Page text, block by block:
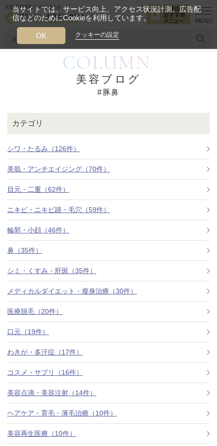
大阪西梅田駅から徒歩2分
糸リフト ヒアルロン酸
今月のおすすめメニュー
クリニックについて
料金一覧
施術症例
初めての方へ
お悩みで探す
医師紹介
アクセス
西梅田から徒歩2分
ついて
豚鼻
COLUMN.
美容ブログ
#豚鼻
カテゴリ
シワ・たるみ（126件）
美肌・アンチエイジング（70件）
目元・二重（62件）
ニキビ・ニキビ跡・毛穴（59件）
輪郭・小顔（46件）
鼻（35件）
シミ・くすみ・肝斑（35件）
メディカルダイエット・瘦身治療（30件）
医療脱毛（20件）
口元（19件）
わきが・多汗症（17件）
コスメ・サプリ（16件）
美容点滴・美容注射（14件）
ヘアケア・育毛・薄毛治療（10件）
美容再生医療（10件）
当サイトでは、サービス向上、アクセス状況計測、広告配
信などのためにCookieを利用しています。
クッキーの設定
OK